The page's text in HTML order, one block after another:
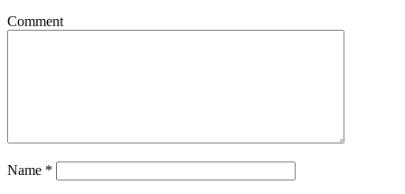
Comment
Name *